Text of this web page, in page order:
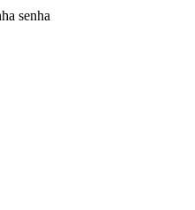
senha